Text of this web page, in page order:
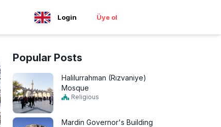
Login Üye ol
Popular Posts
Halilurrahman (Rızvaniye)
Mosque
Religious
Mardin Governor's Building